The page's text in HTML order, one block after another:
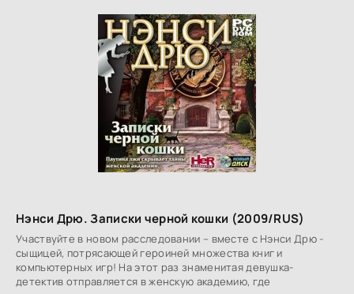
Нэнси Дрю. Записки черной кошки (2009/RUS)
Участвуйте в новом расследовании – вместе с Нэнси Дрю -
сыщицей, потрясающей героиней множества книг и
компьютерных игр! На этот раз знаменитая девушка-
детектив отправляется в женскую академию, где